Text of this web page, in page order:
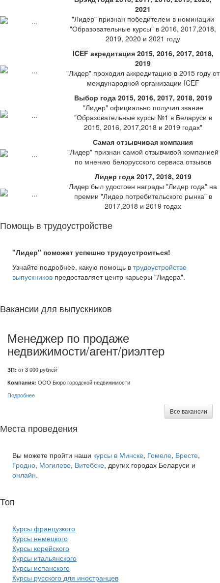
2021
"Лидер" признан победителем в номинации
"Образовательные курсы" в 2016, 2017,2018,
2019, 2020 и 2021 году
ICEF акредитация 2015, 2016, 2017, 2018,
2019
"Лидер" проходил аккредитацию в 2015 году от
международной организации ICEF
Выбор года 2015, 2016, 2017, 2018, 2019
"Лидер" официально получил звание
"Образовательные курсы №1 в Беларуси в
2015, 2016, 2017,2018 и 2019 годах"
Самая отзывчивая компания
"Лидер" признан самой отзывчивой компанией
по мнению белорусского сервиса отзывов
Лидер года 2017, 2018, 2019
Лидер был удостоен награды "Лидер года" на
премии "Лидер потребительского рынка" в
2017,2018 и 2019 годах
Помощь в трудоустройстве
"Лидер" поможет успешно трудоустроиться!
Узнайте подробнее, какую помощь в трудоустройстве
выпускников предоставляет центр карьеры "Лидера".
Вакансии для выпускников
Менеджер по продаже
недвижимости/агент/риэлтер
ЗП: от 3 000 рублей
Компания: ООО Бюро городской недвижимости
Подробнее
Все вакансии
Места проведения
Вы можете пройти наши курсы в Минске, Гомеле, Бресте,
Гродно, Могилеве, Витебске, других городах Беларуси и
онлайн.
Топ
Курсы французкого
Курсы немецкого
Курсы корейского
Курсы итальянского
Курсы испанского
Курсы русского для иностранцев